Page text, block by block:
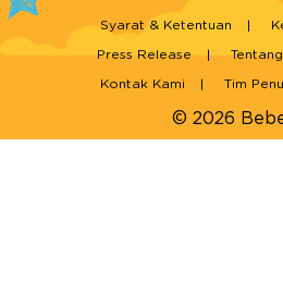
© 2026
Syarat & Ketentuan
Press Release
Kontak Kami Tim